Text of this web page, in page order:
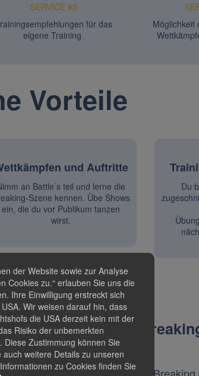
SERVICE #3
für das
eigene Training
Möglichkeit
Vorteile
und Auftritte
an Battle ́s teil und lerne die
Szene kennen. Übe Shows
ein, die du vor Publikum tanzen
wirst.
Du
Tanzstile im
der Website sowie zur Analyse
Cookies zu.“ erlauben Sie uns die
Ihre Einwilligung erstreckt sich
Wir weisen darauf hin, dass
die USA derzeit kein mit der
Risiko der unbemerkten
Zustimmung können Sie
weitere Details zu unseren
zu Cookies finden Sie